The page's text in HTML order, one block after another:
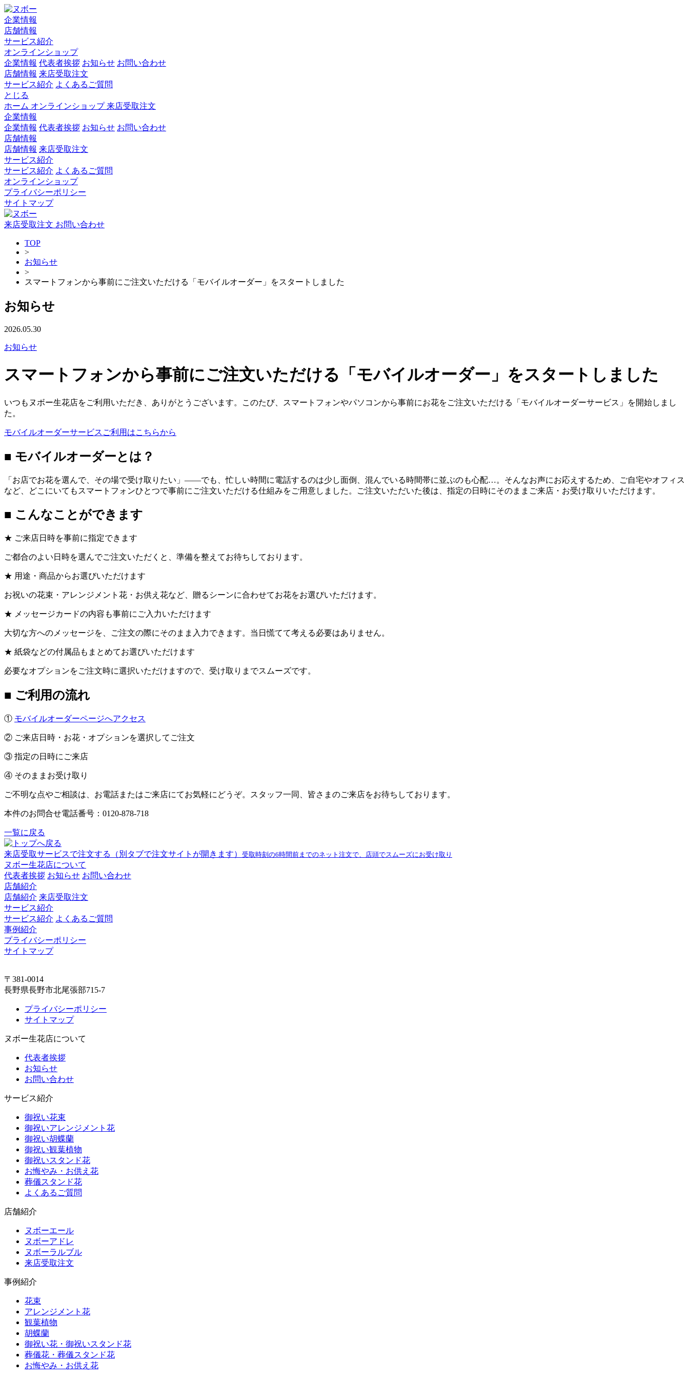
企業情報
店舗情報
サービス紹介
オンラインショップ
企業情報 代表者挨拶 お知らせ お問い合わせ
店舗情報 来店受取注文
サービス紹介 よくあるご質問
とじる
ホーム オンラインショップ来店受取注文
企業情報
企業情報 代表者挨拶 お知らせ お問い合わせ
店舗情報
店舗情報 来店受取注文
サービス紹介
サービス紹介 よくあるご質問
オンラインショップ
プライバシーポリシー
サイトマップ
来店受取注文 お問い合わせ
TOP
>
お知らせ
>
スマートフォンから事前にご注文いただける「モバイルオーダー」をスタートしました
お知らせ
2026.05.30
お知らせ
スマートフォンから事前にご注文いただける「モバイルオーダー」をスタートしました
いつもヌボー生花店をご利用いただき、ありがとうございます。このたび、スマートフォンやパソコンから事前にお花をご注文いただける「モバイルオーダーサービス」を開始しまし
た。
モバイルオーダーサービスご利用はこちらから
■ モバイルオーダーとは？
「お店でお花を選んで、その場で受け取りたい」——でも、忙しい時間に電話するのは少し面倒、混んでいる時間帯に並ぶのも心配…。そんなお声にお応えするため、ご自宅やオフィス
など、どこにいてもスマートフォンひとつで事前にご注文いただける仕組みをご用意しました。ご注文いただいた後は、指定の日時にそのままご来店・お受け取りいただけます。
■ こんなことができます
★ ご来店日時を事前に指定できます
ご都合のよい日時を選んでご注文いただくと、準備を整えてお待ちしております。
★ 用途・商品からお選びいただけます
お祝いの花束・アレンジメント花・お供え花など、贈るシーンに合わせてお花をお選びいただけます。
★ メッセージカードの内容も事前にご入力いただけます
大切な方へのメッセージを、ご注文の際にそのまま入力できます。当日慌てて考える必要はありません。
★ 紙袋などの付属品もまとめてお選びいただけます
必要なオプションをご注文時に選択いただけますので、受け取りまでスムーズです。
■ ご利用の流れ
① モバイルオーダーページへアクセス
② ご来店日時・お花・オプションを選択してご注文
③ 指定の日時にご来店
④ そのままお受け取り
ご不明な点やご相談は、お電話またはご来店にてお気軽にどうぞ。スタッフ一同、皆さまのご来店をお待ちしております。
本件のお問合せ電話番号：0120-878-718
一覧に戻る
来店受取サービスで注文する （別タブで注文サイトが開きます） 受取時刻の6時間前までのネット注文で、店頭でスムーズにお受け取り
ヌボー生花店について
代表者挨拶 お知らせ お問い合わせ
店舗紹介
店舗紹介 来店受取注文
サービス紹介
サービス紹介 よくあるご質問
事例紹介
プライバシーポリシー
サイトマップ
〒381-0014
長野県長野市北尾張部715-7
プライバシーポリシー
サイトマップ
ヌボー生花店について
代表者挨拶
お知らせ
お問い合わせ
サービス紹介
御祝い花束
御祝いアレンジメント花
御祝い胡蝶蘭
御祝い観葉植物
御祝いスタンド花
お悔やみ・お供え花
葬儀スタンド花
よくあるご質問
店舗紹介
ヌボーエール
ヌボーアドレ
ヌボーラルブル
来店受取注文
事例紹介
花束
アレンジメント花
観葉植物
胡蝶蘭
御祝い花・御祝いスタンド花
葬儀花・葬儀スタンド花
お悔やみ・お供え花